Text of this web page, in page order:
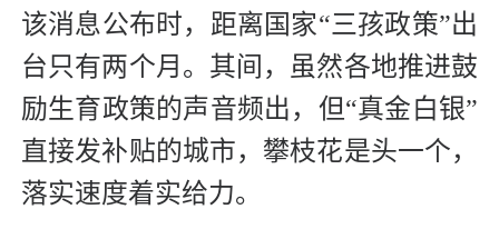
该消息公布时，距离国家“三孩政策”出
台只有两个月。其间，虽然各地推进鼓
励生育政策的声音频出，但“真金白银”
直接发补贴的城市，攀枝花是头一个，
落实速度着实给力。